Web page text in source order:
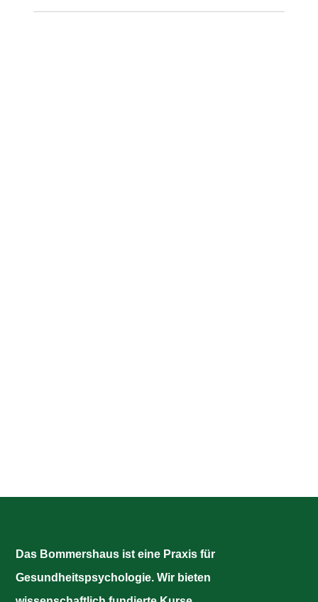
Das Bommershaus ist eine Praxis für
Gesundheitspsychologie. Wir bieten